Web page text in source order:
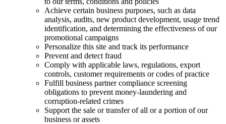
Achieve certain business purposes, such as data
analysis, audits, new product development, usage trend
identification, and determining the effectiveness of our
promotional campaigns
Personalize this site and track its performance
Prevent and detect fraud
Comply with applicable laws, regulations, export
controls, customer requirements or codes of practice
Fulfill business partner compliance screening
obligations to prevent money-laundering and
corruption-related crimes
Support the sale or transfer of all or a portion of our
business or assets